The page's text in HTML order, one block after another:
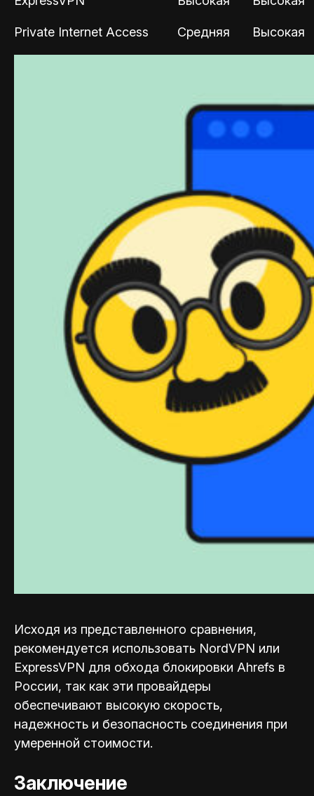
Private Internet Access Средняя Высокая
Исходя из представленного сравнения,
рекомендуется использовать NordVPN или
ExpressVPN для обхода блокировки Ahrefs в
России, так как эти провайдеры
обеспечивают высокую скорость,
надежность и безопасность соединения при
умеренной стоимости.
Заключение